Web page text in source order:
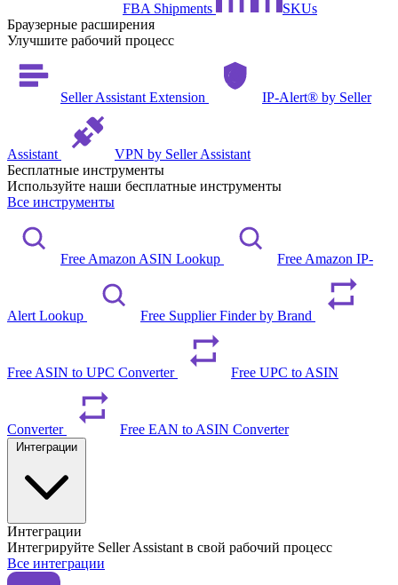
FBA Shipments
SKUs
Браузерные расширения
Улучшите рабочий процесс
Seller Assistant Extension IP-Alert® by Seller
Assistant
VPN by Seller Assistant
Бесплатные инструменты
Используйте наши бесплатные инструменты
Все инструменты
Free Amazon ASIN Lookup Free Amazon IP-
Alert Lookup Free Supplier Finder by Brand
Free ASIN to UPC Converter Free UPC to ASIN
Converter Free EAN to ASIN Converter
Интеграции
Интегрируйте Seller Assistant в свой рабочий процесс
Все интеграции